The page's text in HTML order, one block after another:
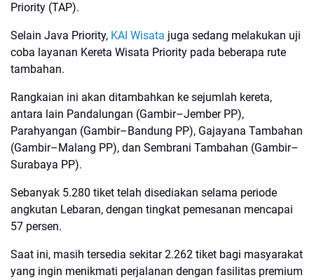
Priority (TAP).
Selain Java Priority, KAI Wisata juga sedang melakukan uji
coba layanan Kereta Wisata Priority pada beberapa rute
tambahan.
Rangkaian ini akan ditambahkan ke sejumlah kereta,
antara lain Pandalungan (Gambir–Jember PP),
Parahyangan (Gambir–Bandung PP), Gajayana Tambahan
(Gambir–Malang PP), dan Sembrani Tambahan (Gambir–
Surabaya PP).
Sebanyak 5.280 tiket telah disediakan selama periode
angkutan Lebaran, dengan tingkat pemesanan mencapai
57 persen.
Saat ini, masih tersedia sekitar 2.262 tiket bagi masyarakat
yang ingin menikmati perjalanan dengan fasilitas premium